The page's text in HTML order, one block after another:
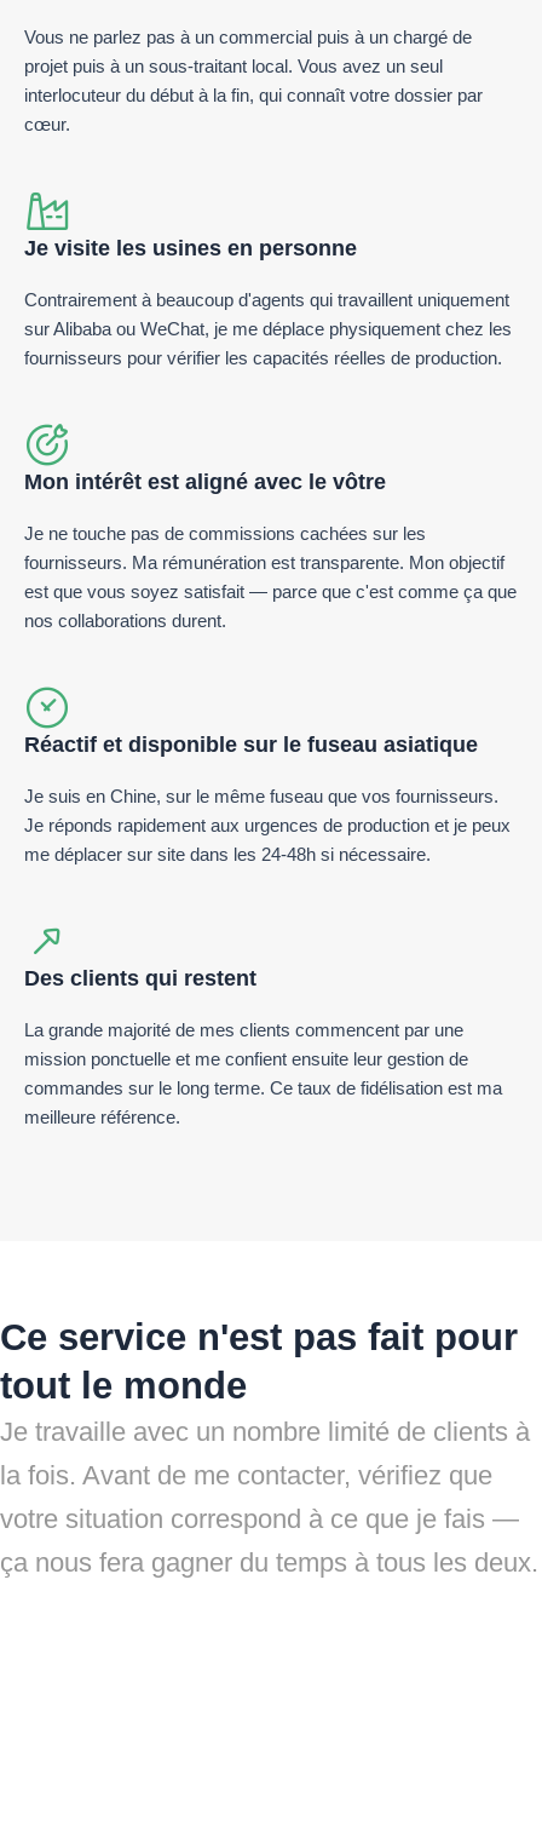
Vous ne parlez pas à un commercial puis à un chargé de
projet puis à un sous-traitant local. Vous avez un seul
interlocuteur du début à la fin, qui connaît votre dossier par
cœur.
Je visite les usines en personne
Contrairement à beaucoup d'agents qui travaillent uniquement
sur Alibaba ou WeChat, je me déplace physiquement chez les
fournisseurs pour vérifier les capacités réelles de production.
Mon intérêt est aligné avec le vôtre
Je ne touche pas de commissions cachées sur les
fournisseurs. Ma rémunération est transparente. Mon objectif
est que vous soyez satisfait — parce que c'est comme ça que
nos collaborations durent.
Réactif et disponible sur le fuseau asiatique
Je suis en Chine, sur le même fuseau que vos fournisseurs.
Je réponds rapidement aux urgences de production et je peux
me déplacer sur site dans les 24-48h si nécessaire.
Des clients qui restent
La grande majorité de mes clients commencent par une
mission ponctuelle et me confient ensuite leur gestion de
commandes sur le long terme. Ce taux de fidélisation est ma
meilleure référence.
Ce service n'est pas fait pour
tout le monde
Je travaille avec un nombre limité de clients à
la fois. Avant de me contacter, vérifiez que
votre situation correspond à ce que je fais —
ça nous fera gagner du temps à tous les deux.